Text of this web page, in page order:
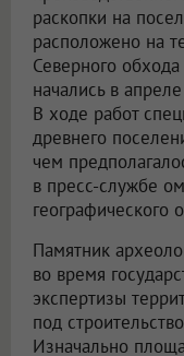
раскопки на
расположено на
Северного
начались в
В ходе работ
древнего
чем
в пресс-службе
географического
Памятник
во время
экспертизы
под
Изначально